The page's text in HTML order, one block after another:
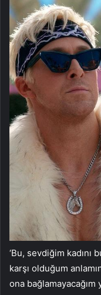
‘Bu, sevdiğim kadını
karşı olduğum
ona bağlamayacağım